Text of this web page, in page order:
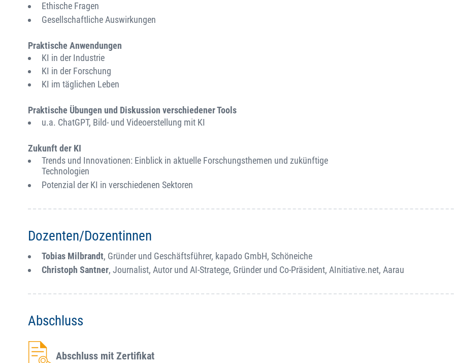
Ethische Fragen
Gesellschaftliche Auswirkungen
Praktische Anwendungen
KI in der Industrie
KI in der Forschung
KI im täglichen Leben
Praktische Übungen und Diskussion verschiedener Tools
u.a. ChatGPT, Bild- und Videoerstellung mit KI
Zukunft der KI
Trends und Innovationen: Einblick in aktuelle Forschungsthemen und zukünftige
Technologien
Potenzial der KI in verschiedenen Sektoren
Dozenten/Dozentinnen
Tobias Milbrandt, Gründer und Geschäftsführer, kapado GmbH, Schöneiche
Christoph Santner, Journalist, Autor und AI-Stratege, Gründer und Co-Präsident, AInitiative.net, Aarau
Abschluss
Abschluss mit Zertifikat